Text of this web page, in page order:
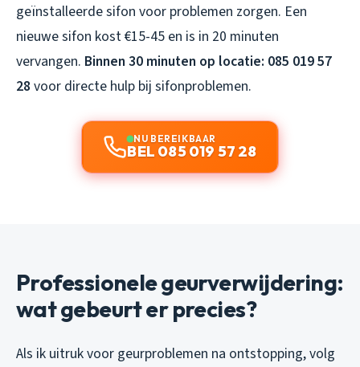
geïnstalleerde sifon voor problemen zorgen. Een
nieuwe sifon kost €15-45 en is in 20 minuten
vervangen. Binnen 30 minuten op locatie: 085 019 57
28 voor directe hulp bij sifonproblemen.
NU BEREIKBAAR
BEL 085 019 57 28
Professionele geurverwijdering:
wat gebeurt er precies?
Als ik uitruk voor geurproblemen na ontstopping, volg